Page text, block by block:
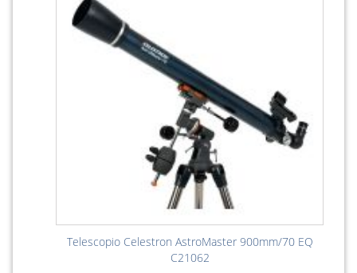
Telescopio Celestron AstroMaster 900mm/70 EQ
C21062